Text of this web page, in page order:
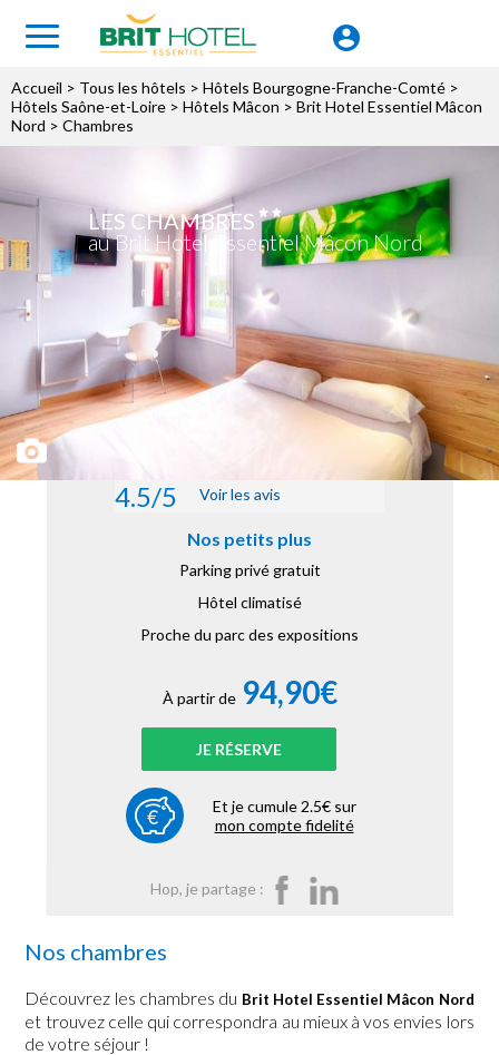
Accueil > Tous les hôtels > Hôtels Bourgogne-Franche-Comté >
Hôtels Saône-et-Loire > Hôtels Mâcon > Brit Hotel Essentiel Mâcon
Nord > Chambres
LES CHAMBRES
au Brit Hotel Essentiel Mâcon Nord
4.5/5 Voir les avis
Nos petits plus
Parking privé gratuit
Hôtel climatisé
Proche du parc des expositions
À partir de 94,90€
JE RÉSERVE
Et je cumule 2.5€ sur
mon compte fidelité
Hop, je partage :
Nos chambres
Découvrez les chambres du Brit Hotel Essentiel Mâcon Nord
et trouvez celle qui correspondra au mieux à vos envies lors
de votre séjour !